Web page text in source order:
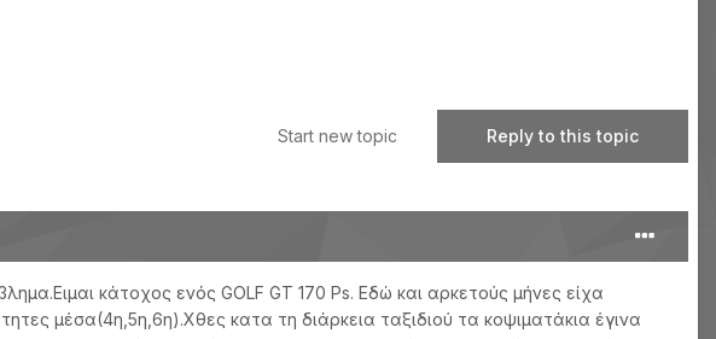
Reply to this topic
Start new topic
κάτοχος ενός GOLF GT 170 Ps. Εδώ και αρκετούς μήνες είχα
μέσα(4η,5η,6η).Χθες κατα τη διάρκεια ταξιδιού τα κοψιματάκια έγινα